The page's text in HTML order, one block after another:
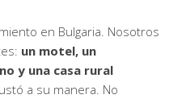
en Bulgaria. Nosotros
un motel, un
y una casa rural
a su manera. No